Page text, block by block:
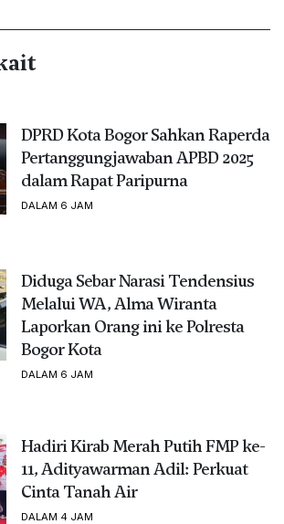
DPRD Kota Bogor Sahkan Raperda
Pertanggungjawaban APBD 2025
dalam Rapat Paripurna
DALAM 6 JAM
Diduga Sebar Narasi Tendensius
Melalui WA, Alma Wiranta
Laporkan Orang ini ke Polresta
Bogor Kota
DALAM 6 JAM
Hadiri Kirab Merah Putih FMP ke-
11, Adityawarman Adil: Perkuat
Cinta Tanah Air
DALAM 4 JAM